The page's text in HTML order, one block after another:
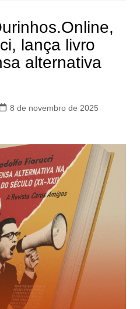
lança livro
alternativa
8 de novembro de 2025